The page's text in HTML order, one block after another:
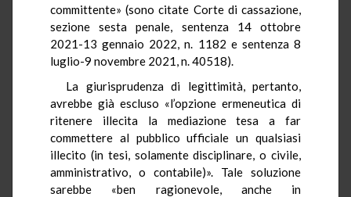
committente» (sono citate Corte di cassazione,
sezione sesta penale, sentenza 14 ottobre
2021-13 gennaio 2022, n. 1182 e sentenza 8
luglio-9 novembre 2021, n. 40518).
La giurisprudenza di legittimità, pertanto,
avrebbe già escluso «l’opzione ermeneutica di
ritenere illecita la mediazione tesa a far
commettere al pubblico ufficiale un qualsiasi
illecito (in tesi, solamente disciplinare, o civile,
amministrativo, o contabile)». Tale soluzione
sarebbe «ben ragionevole, anche in